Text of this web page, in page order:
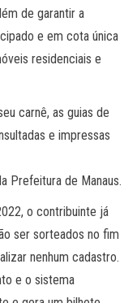
de garantir a
e em cota única
residenciais e
carnê, as guias de
e impressas
Prefeitura de Manaus.
o contribuinte já
ser sorteados no fim
nenhum cadastro.
e o sistema